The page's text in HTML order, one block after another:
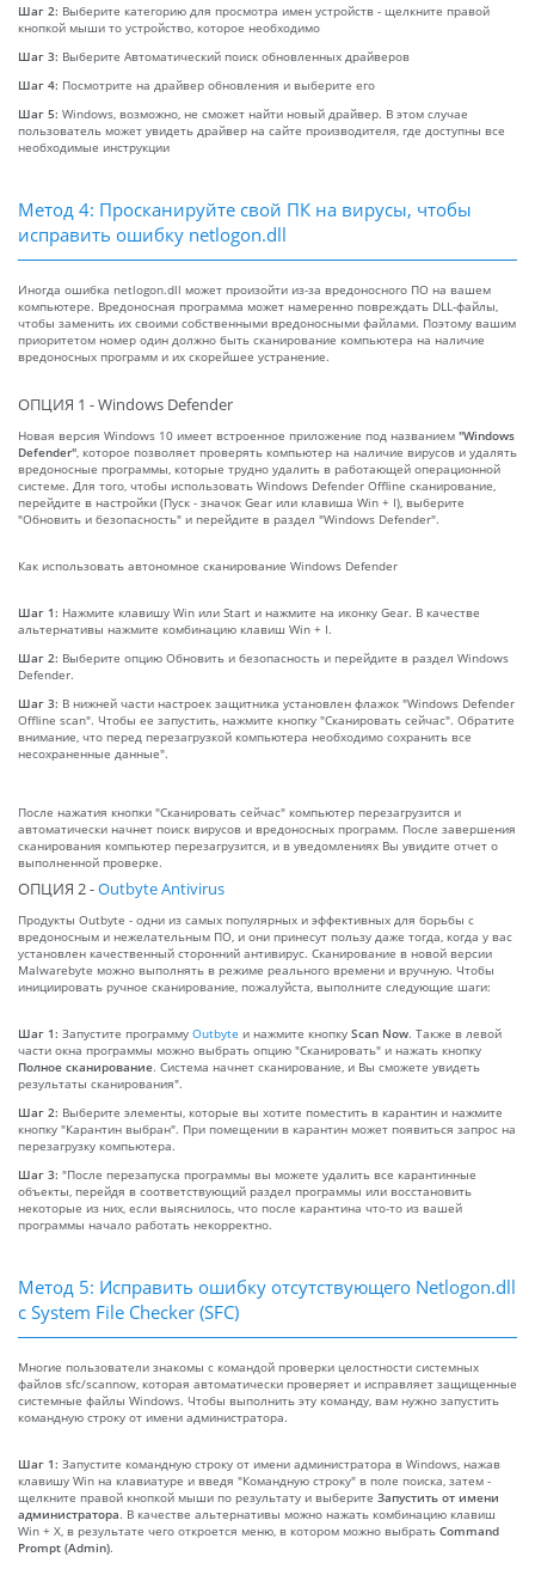
Шаг 2: Выберите категорию для просмотра имен устройств - щелкните правой
кнопкой мыши то устройство, которое необходимо
Шаг 3: Выберите Автоматический поиск обновленных драйверов
Шаг 4: Посмотрите на драйвер обновления и выберите его
Шаг 5: Windows, возможно, не сможет найти новый драйвер. В этом случае
пользователь может увидеть драйвер на сайте производителя, где доступны все
необходимые инструкции
Метод 4: Просканируйте свой ПК на вирусы, чтобы
исправить ошибку netlogon.dll
Иногда ошибка netlogon.dll может произойти из-за вредоносного ПО на вашем
компьютере. Вредоносная программа может намеренно повреждать DLL-файлы,
чтобы заменить их своими собственными вредоносными файлами. Поэтому вашим
приоритетом номер один должно быть сканирование компьютера на наличие
вредоносных программ и их скорейшее устранение.
ОПЦИЯ 1 - Windows Defender
Новая версия Windows 10 имеет встроенное приложение под названием "Windows
Defender" , которое позволяет проверять компьютер на наличие вирусов и удалять
вредоносные программы, которые трудно удалить в работающей операционной
системе. Для того, чтобы использовать Windows Defender Offline сканирование,
перейдите в настройки (Пуск - значок Gear или клавиша Win + I), выберите
"Обновить и безопасность" и перейдите в раздел "Windows Defender".
Как использовать автономное сканирование Windows Defender
Шаг 1: Нажмите клавишу Win или Start и нажмите на иконку Gear. В качестве
альтернативы нажмите комбинацию клавиш Win + I.
Шаг 2: Выберите опцию Обновить и безопасность и перейдите в раздел Windows
Defender.
Шаг 3: В нижней части настроек защитника установлен флажок "Windows Defender
Offline scan". Чтобы ее запустить, нажмите кнопку "Сканировать сейчас". Обратите
внимание, что перед перезагрузкой компьютера необходимо сохранить все
несохраненные данные".
После нажатия кнопки "Сканировать сейчас" компьютер перезагрузится и
автоматически начнет поиск вирусов и вредоносных программ. После завершения
сканирования компьютер перезагрузится, и в уведомлениях Вы увидите отчет о
выполненной проверке.
ОПЦИЯ 2 -Outbyte Antivirus
Продукты Outbyte - одни из самых популярных и эффективных для борьбы с
вредоносным и нежелательным ПО, и они принесут пользу даже тогда, когда у вас
установлен качественный сторонний антивирус. Сканирование в новой версии
Malwarebyte можно выполнять в режиме реального времени и вручную. Чтобы
инициировать ручное сканирование, пожалуйста, выполните следующие шаги:
Шаг 1: Запустите программу Outbyte и нажмите кнопку Scan Now. Также в левой
части окна программы можно выбрать опцию "Сканировать" и нажать кнопку
Полное сканирование. Система начнет сканирование, и Вы сможете увидеть
результаты сканирования".
Шаг 2: Выберите элементы, которые вы хотите поместить в карантин и нажмите
кнопку "Карантин выбран". При помещении в карантин может появиться запрос на
перезагрузку компьютера.
Шаг 3: "После перезапуска программы вы можете удалить все карантинные
объекты, перейдя в соответствующий раздел программы или восстановить
некоторые из них, если выяснилось, что после карантина что-то из вашей
программы начало работать некорректно.
Метод 5: Исправить ошибку отсутствующего Netlogon.dll
с System File Checker (SFC)
Многие пользователи знакомы с командой проверки целостности системных
файлов sfc/scannow, которая автоматически проверяет и исправляет защищенные
системные файлы Windows. Чтобы выполнить эту команду, вам нужно запустить
командную строку от имени администратора.
Шаг 1: Запустите командную строку от имени администратора в Windows, нажав
клавишу Win на клавиатуре и введя "Командную строку" в поле поиска, затем -
щелкните правой кнопкой мыши по результату и выберите Запустить от имени
администратора. В качестве альтернативы можно нажать комбинацию клавиш
Win + X, в результате чего откроется меню, в котором можно выбрать Command
Prompt (Admin).